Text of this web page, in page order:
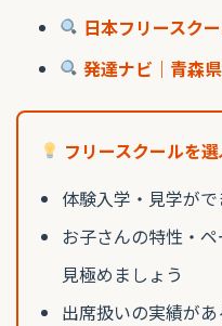
日本フリースク
発達ナビ｜青森
フリースクールを
体験入学・見学が
お子さんの特性・
見極めましょう
出席扱いの実績が